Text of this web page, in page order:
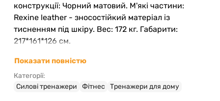
конструкції: Чорний матовий. М'які частини:
Rexine leather - зносостійкий матеріал із
тисненням під шкіру. Вес: 172 кг. Габарити:
217*161*126 см.
Показати повністю
Категорії:
Силові тренажери
Фітнес Тренажери для дому